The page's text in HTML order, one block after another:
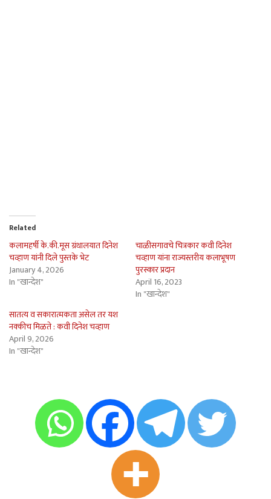
Related
कलामहर्षी के.की.मूस ग्रंथालयात दिनेश
चव्हाण यांनी दिले पुस्तके भेट
January 4, 2026
In "खान्देश"
चाळीसगावचे चित्रकार कवी दिनेश
चव्हाण यांना राज्यस्तरीय कलाभूषण
पुरस्कार प्रदान
April 16, 2023
In "खान्देश"
सातत्य व सकारात्मकता असेल तर यश
नक्कीच मिळते : कवी दिनेश चव्हाण
April 9, 2026
In "खान्देश"